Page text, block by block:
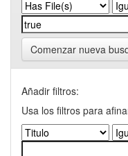
Comenzar nueva
Añadir filtros:
Usa los filtros para